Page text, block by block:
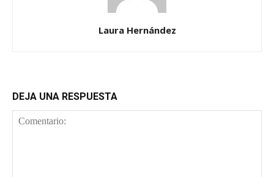
Laura Hernández
DEJA UNA RESPUESTA